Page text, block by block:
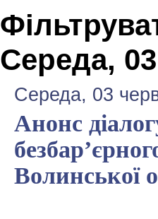
Середа,
Середа, 03
Анонс
Волинської